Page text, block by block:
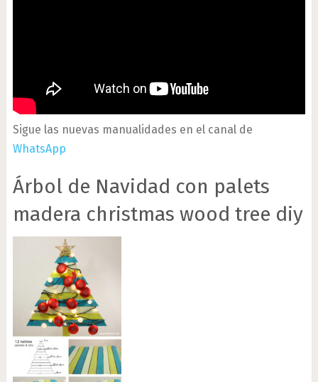
Sigue las nuevas manualidades en el canal de
WhatsApp
Árbol de Navidad con palets
madera christmas wood tree diy